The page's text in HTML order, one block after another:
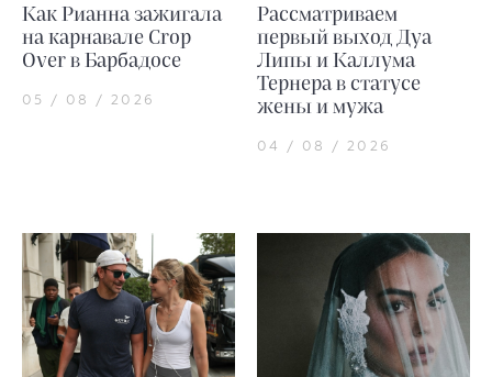
Как Рианна зажигала
на карнавале Crop
Over в Барбадосе
05 / 08 / 2026
Рассматриваем
первый выход Дуа
Липы и Каллума
Тернера в статусе
жены и мужа
04 / 08 / 2026